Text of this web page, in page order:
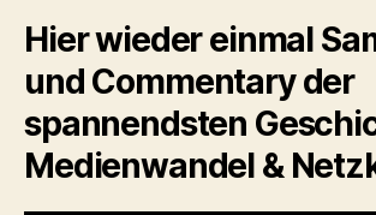
Hier wieder einmal
und Commentary der
spannendsten
Medienwandel &